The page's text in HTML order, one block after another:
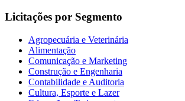
Licitações por Segmento
Agropecuária e Veterinária
Alimentação
Comunicação e Marketing
Construção e Engenharia
Contabilidade e Auditoria
Cultura, Esporte e Lazer